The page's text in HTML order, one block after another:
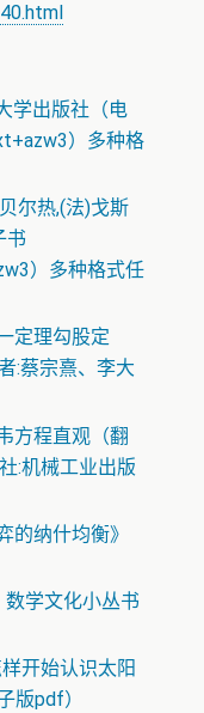
学出版社（电
）多种格
尔热,(法)戈斯
书
）多种格式任
定理勾股定
:蔡宗熹、李大
方程直观（翻
:机械工业出版
的纳什均衡》
学文化小丛书
开始认识太阳
版pdf）